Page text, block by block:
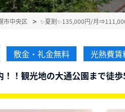
市中央区 ✨夏割✨135,000円/月
敷金・礼金無料 光熱費賃
！観光地の大通公園まで徒